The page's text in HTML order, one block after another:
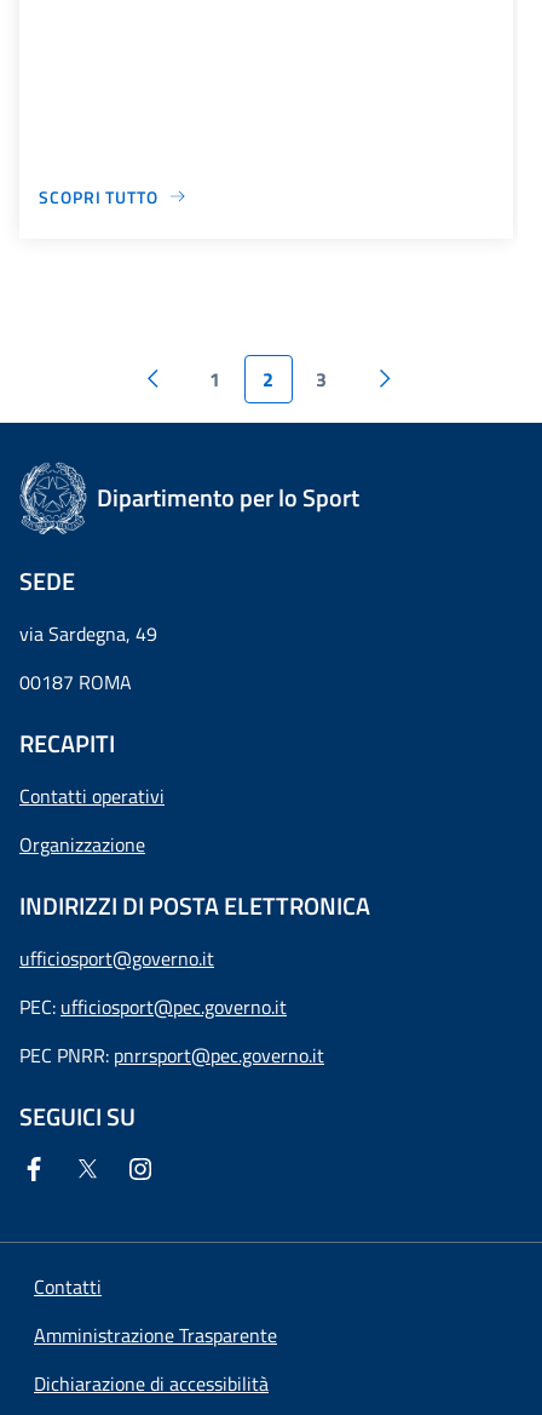
SCOPRI TUTTO
1 2 3
Dipartimento per lo Sport
SEDE
via Sardegna, 49
00187 ROMA
RECAPITI
Contatti operativi
Organizzazione
INDIRIZZI DI POSTA ELETTRONICA
ufficiosport@governo.it
PEC: ufficiosport@pec.governo.it
PEC PNRR: pnrrsport@pec.governo.it
SEGUICI SU
Contatti
Amministrazione Trasparente
Dichiarazione di accessibilità